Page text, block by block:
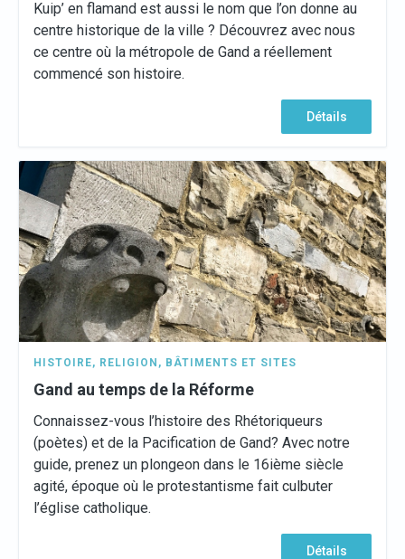
Kuip’ en flamand est aussi le nom que l’on donne au
centre historique de la ville ? Découvrez avec nous
ce centre où la métropole de Gand a réellement
commencé son histoire.
Détails
HISTOIRE, RELIGION , BÂTIMENTS ET SITES
Gand au temps de la Réforme
Connaissez-vous l’histoire des Rhétoriqueurs
(poètes) et de la Pacification de Gand? Avec notre
guide, prenez un plongeon dans le 16ième siècle
agité, époque où le protestantisme fait culbuter
l’église catholique.
Détails